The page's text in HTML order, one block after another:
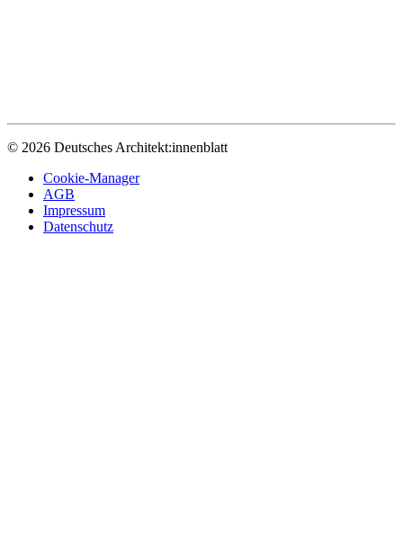
© 2026 Deutsches Architekt:innenblatt
Cookie-Manager
AGB
Impressum
Datenschutz